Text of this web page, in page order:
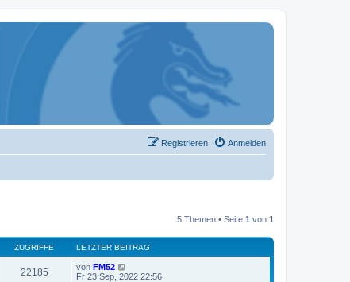
Anmelden
Registrieren
5 Themen • Seite 1 von 1
ZUGRIFFE LETZTER BEITRAG
22185 von FM52
Fr 23 Sep, 2022 22:56